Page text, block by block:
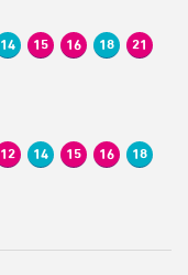
14 15 16 18 21
12 14 15 16 18